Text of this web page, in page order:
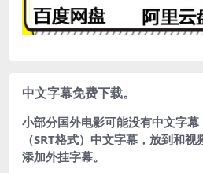
中文字幕免费下载。
小部分国外电影可能没有中文字
（SRT格式）中文字幕，放到和
添加外挂字幕。